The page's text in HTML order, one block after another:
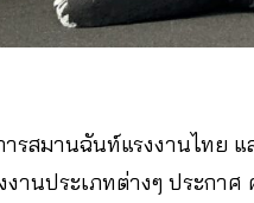
รสมานฉันท์แรงงานไทย
านประเภทต่างๆ ประกา